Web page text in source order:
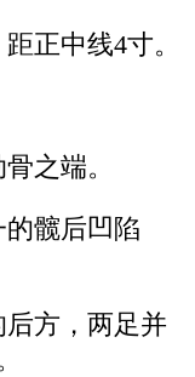
正中线4寸。
之端。
髋后凹陷
方，两足并